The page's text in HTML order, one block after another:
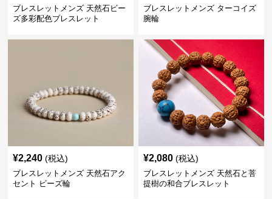
ブレスレットメンズ 天然石ビー
ズ多彩配色ブレスレット
ブレスレットメンズ ターコイズ
腕輪
¥2,240 (税込)
ブレスレットメンズ 天然石アク
セント ビーズ輪
¥2,080 (税込)
ブレスレットメンズ 天然石と菩
提樹の和合ブレスレット